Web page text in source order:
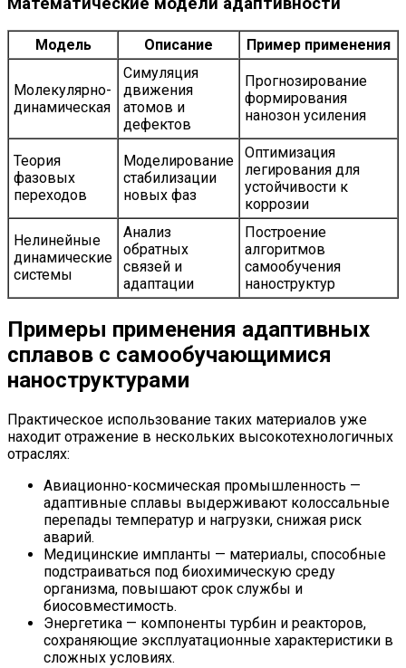
Модель Описание Пример применения
Молекулярно-
динамическая
Симуляция
движения
атомов и
дефектов
Прогнозирование
формирования
нанозон усиления
Теория
фазовых
переходов
Моделирование
стабилизации
новых фаз
Оптимизация
легирования для
устойчивости к
коррозии
Нелинейные
динамические
системы
Анализ
обратных
связей и
адаптации
Построение
алгоритмов
самообучения
наноструктур
Примеры применения адаптивных
сплавов с самообучающимися
наноструктурами
Практическое использование таких материалов уже
находит отражение в нескольких высокотехнологичных
отраслях:
Авиационно-космическая промышленность —
адаптивные сплавы выдерживают колоссальные
перепады температур и нагрузки, снижая риск
аварий.
Медицинские импланты — материалы, способные
подстраиваться под биохимическую среду
организма, повышают срок службы и
биосовместимость.
Энергетика — компоненты турбин и реакторов,
сохраняющие эксплуатационные характеристики в
сложных условиях.